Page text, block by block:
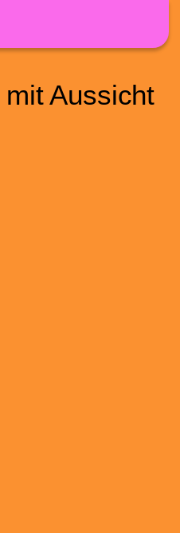
Aussicht